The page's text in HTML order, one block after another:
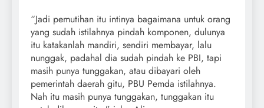
“Jadi pemutihan itu intinya bagaimana untuk orang
yang sudah istilahnya pindah komponen, dulunya
itu katakanlah mandiri, sendiri membayar, lalu
nunggak, padahal dia sudah pindah ke PBI, tapi
masih punya tunggakan, atau dibayari oleh
pemerintah daerah gitu, PBU Pemda istilahnya.
Nah itu masih punya tunggakan, tunggakan itu